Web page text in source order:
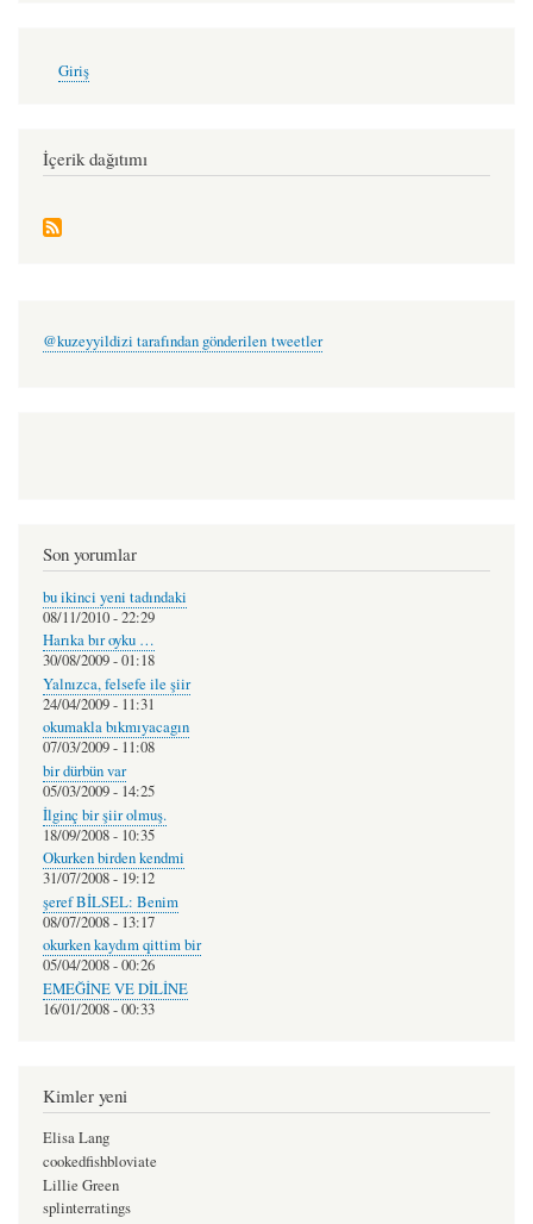
account
Giriş
İçerik dağıtımı
@kuzeyyildizi tarafından gönderilen tweetler
Son yorumlar
bu ikinci yeni tadındaki
08/11/2010 - 22:29
Harıka bır oyku …
30/08/2009 - 01:18
Yalnızca, felsefe ile şiir
24/04/2009 - 11:31
okumakla bıkmıyacagın
07/03/2009 - 11:08
bir dürbün var
05/03/2009 - 14:25
İlginç bir şiir olmuş.
18/09/2008 - 10:35
Okurken birden kendmi
31/07/2008 - 19:12
şeref BİLSEL: Benim
08/07/2008 - 13:17
okurken kaydım qittim bir
05/04/2008 - 00:26
EMEĞİNE VE DİLİNE
16/01/2008 - 00:33
Kimler yeni
Elisa Lang
cookedfishbloviate
Lillie Green
splinterratings